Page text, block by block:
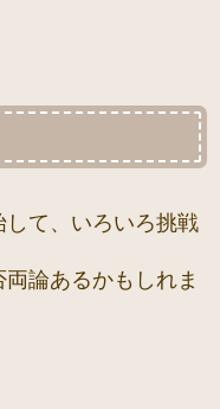
して、いろいろ挑戦
論あるかもしれま